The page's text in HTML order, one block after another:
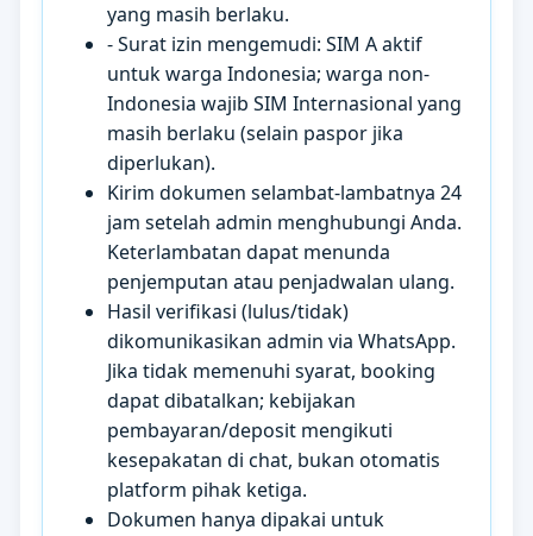
yang masih berlaku.
- Surat izin mengemudi: SIM A aktif
untuk warga Indonesia; warga non-
Indonesia wajib SIM Internasional yang
masih berlaku (selain paspor jika
diperlukan).
Kirim dokumen selambat-lambatnya 24
jam setelah admin menghubungi Anda.
Keterlambatan dapat menunda
penjemputan atau penjadwalan ulang.
Hasil verifikasi (lulus/tidak)
dikomunikasikan admin via WhatsApp.
Jika tidak memenuhi syarat, booking
dapat dibatalkan; kebijakan
pembayaran/deposit mengikuti
kesepakatan di chat, bukan otomatis
platform pihak ketiga.
Dokumen hanya dipakai untuk